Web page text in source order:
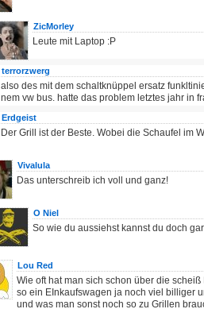
ZicMorley
Leute mit Laptop :P
terrorzwerg
also des mit dem schaltknüppel ersatz
nem vw bus. hatte das problem letztes jahr in
Erdgeist
Der Grill ist der Beste. Wobei die Schaufel im
Vivalula
Das unterschreib ich voll und ganz!
O Niel
So wie du aussiehst kannst du doch
Lou Red
Wie oft hat man sich schon über die
so ein EInkaufswagen ja noch viel billiger
und was man sonst noch so zu Grillen